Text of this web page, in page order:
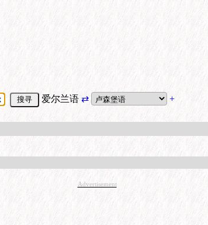
爱尔兰语 ⇄ +
Advertisement